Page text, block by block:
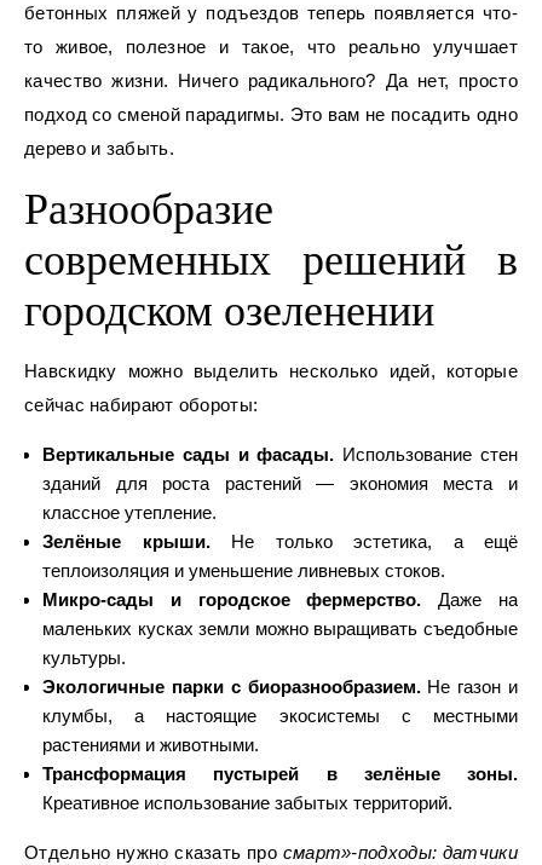
бетонных пляжей у подъездов теперь появляется что-
то живое, полезное и такое, что реально улучшает
качество жизни. Ничего радикального? Да нет, просто
подход со сменой парадигмы. Это вам не посадить одно
дерево и забыть.
Разнообразие
современных решений в
городском озеленении
Навскидку можно выделить несколько идей, которые
сейчас набирают обороты:
Вертикальные сады и фасады. Использование стен
зданий для роста растений — экономия места и
классное утепление.
Зелёные крыши.Не только эстетика, а ещё
теплоизоляция и уменьшение ливневых стоков.
Микро-сады и городское фермерство. Даже на
маленьких кусках земли можно выращивать съедобные
культуры.
Экологичные парки с биоразнообразием.Не газон и
клумбы, а настоящие экосистемы с местными
растениями и животными.
Трансформация пустырей в зелёные зоны.
Креативное использование забытых территорий.
Отдельно нужно сказать про смарт»-подходы: датчики